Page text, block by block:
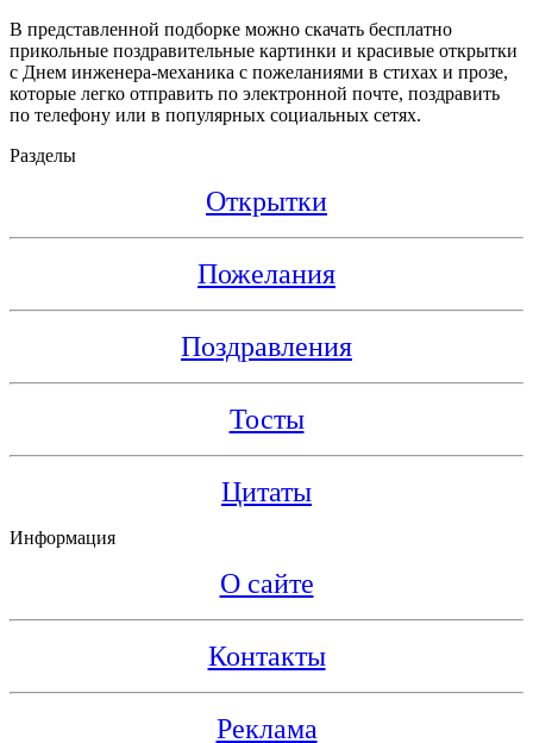
В представленной подборке можно скачать бесплатно
прикольные поздравительные картинки и красивые открытки
с Днем инженера-механика с пожеланиями в стихах и прозе,
которые легко отправить по электронной почте, поздравить
по телефону или в популярных социальных сетях.
Разделы
Открытки
Пожелания
Поздравления
Тосты
Цитаты
Информация
О сайте
Контакты
Реклама